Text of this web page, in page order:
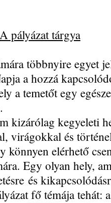
A pályázat tárgya
többnyire egyet
a hozzá
a temetőt egy
kizárólag kegyeleti
virágokkal és
könnyen elérhető
Egy olyan hely,
és
fő témája tehát: